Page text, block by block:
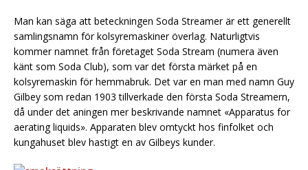
Man kan säga att beteckningen Soda Streamer är ett generellt
samlingsnamn för kolsyremaskiner överlag. Naturligtvis
kommer namnet från företaget Soda Stream (numera även
känt som Soda Club), som var det första märket på en
kolsyremaskin för hemmabruk. Det var en man med namn Guy
Gilbey som redan 1903 tillverkade den första Soda Streamern,
då under det aningen mer beskrivande namnet «Apparatus for
aerating liquids». Apparaten blev omtyckt hos finfolket och
kungahuset blev hastigt en av Gilbeys kunder.